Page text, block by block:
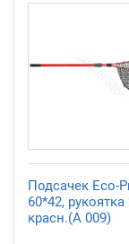
Подсачек Eco-
60*42, рукоятка
красн.(А 009)